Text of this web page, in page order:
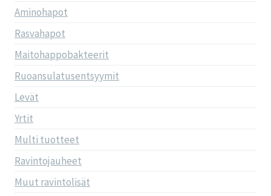
Aminohapot
Rasvahapot
Maitohappobakteerit
Ruoansulatusentsyymit
Levät
Yrtit
Multi tuotteet
Ravintojauheet
Muut ravintolisät